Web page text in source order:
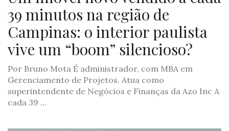
39 minutos na região de
Campinas: o interior paulista
vive um “boom” silencioso?
Por Bruno Mota É administrador, com MBA em
Gerenciamento de Projetos. Atua como
superintendente de Negócios e Finanças da Azo Inc A
cada 39 …